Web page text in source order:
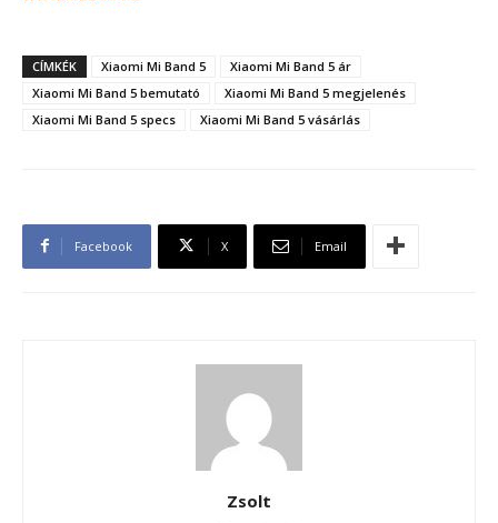
CÍMKÉK Xiaomi Mi Band 5
Xiaomi Mi Band 5 ár
Xiaomi Mi Band 5 bemutató
Xiaomi Mi Band 5 megjelenés
Xiaomi Mi Band 5 specs
Xiaomi Mi Band 5 vásárlás
Facebook X Email
Zsolt